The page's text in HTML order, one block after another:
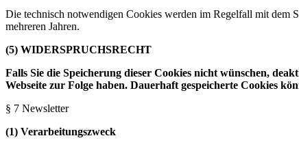
Die technisch notwendigen Cookies werden im Regelfall mit dem
mehreren Jahren.
(5) WIDERSPRUCHSRECHT
Falls Sie die Speicherung dieser Cookies nicht wünschen,
Webseite zur Folge haben. Dauerhaft gespeicherte Cookies
§ 7 Newsletter
(1) Verarbeitungszweck